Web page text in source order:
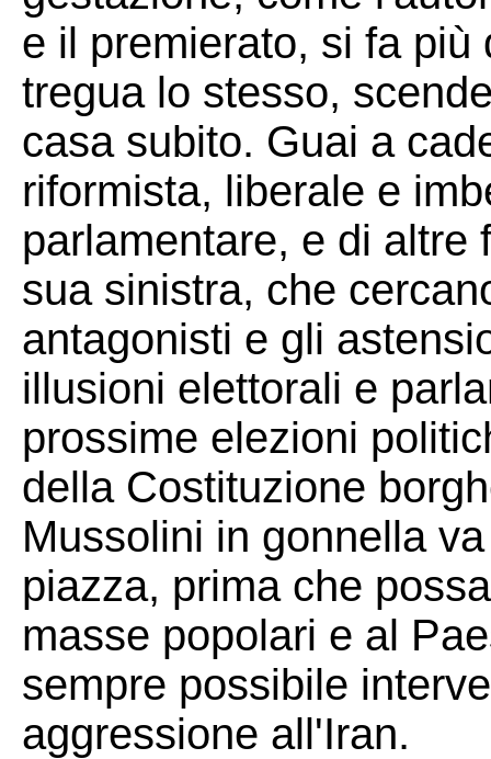
e il premierato, si fa
tregua lo stesso,
casa subito. Guai a
riformista, liberale e
parlamentare, e di altre
sua sinistra, che
antagonisti e gli
illusioni elettorali e
prossime elezioni
della Costituzione
Mussolini in gonnella
piazza, prima che
masse popolari e al
sempre possibile
aggressione all'Iran.